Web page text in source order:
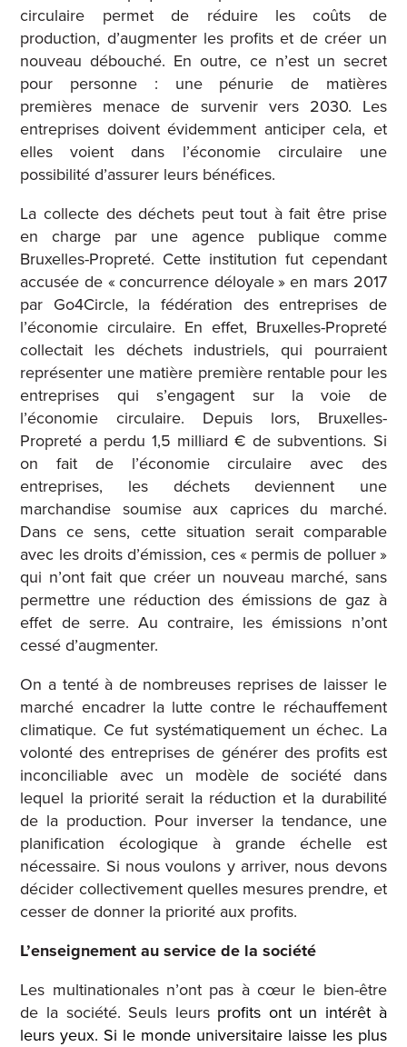
circulaire permet de réduire les coûts de
production, d’augmenter les profits et de créer un
nouveau débouché. En outre, ce n’est un secret
pour personne : une pénurie de matières
premières menace de survenir vers 2030. Les
entreprises doivent évidemment anticiper cela, et
elles voient dans l’économie circulaire une
possibilité d’assurer leurs bénéfices.
La collecte des déchets peut tout à fait être prise
en charge par une agence publique comme
Bruxelles-Propreté. Cette institution fut cependant
accusée de « concurrence déloyale » en mars 2017
par Go4Circle, la fédération des entreprises de
l’économie circulaire. En effet, Bruxelles-Propreté
collectait les déchets industriels, qui pourraient
représenter une matière première rentable pour les
entreprises qui s’engagent sur la voie de
l’économie circulaire. Depuis lors, Bruxelles-
Propreté a perdu 1,5 milliard € de subventions. Si
on fait de l’économie circulaire avec des
entreprises, les déchets deviennent une
marchandise soumise aux caprices du marché.
Dans ce sens, cette situation serait comparable
avec les droits d’émission, ces « permis de polluer »
qui n’ont fait que créer un nouveau marché, sans
permettre une réduction des émissions de gaz à
effet de serre. Au contraire, les émissions n’ont
cessé d’augmenter.
On a tenté à de nombreuses reprises de laisser le
marché encadrer la lutte contre le réchauffement
climatique. Ce fut systématiquement un échec. La
volonté des entreprises de générer des profits est
inconciliable avec un modèle de société dans
lequel la priorité serait la réduction et la durabilité
de la production. Pour inverser la tendance, une
planification écologique à grande échelle est
nécessaire. Si nous voulons y arriver, nous devons
décider collectivement quelles mesures prendre, et
cesser de donner la priorité aux profits.
L’enseignement au service de la société
Les multinationales n’ont pas à cœur le bien-être
de la société. Seuls leurs profits ont un intérêt à
leurs yeux. Si le monde universitaire laisse les plus